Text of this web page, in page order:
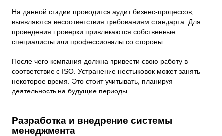
На данной стадии проводится аудит бизнес-процессов,
выявляются несоответствия требованиям стандарта. Для
проведения проверки привлекаются собственные
специалисты или профессионалы со стороны.
После чего компания должна привести свою работу в
соответствие с ISO. Устранение нестыковок может занять
некоторое время. Это стоит учитывать, планируя
деятельность на будущие периоды.
Разработка и внедрение системы
менеджмента